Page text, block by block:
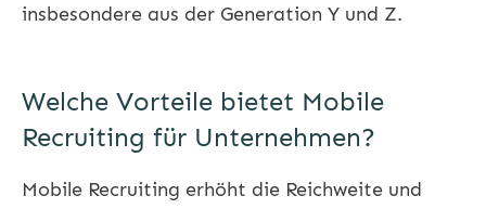
insbesondere aus der Generation Y und Z.
Welche Vorteile bietet Mobile
Recruiting für Unternehmen?
Mobile Recruiting erhöht die Reichweite und